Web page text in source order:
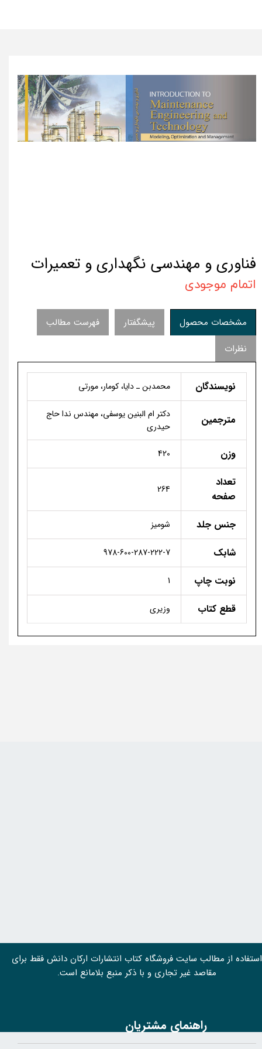
فناوری و مهندسی نگهداری و تعمیرات
اتمام موجودی
مشخصات محصول پیشگفتار
فهرست مطالب
نظرات
نویسندگان محمدبن ـ دایا، کومار، مورتی
مترجمین
دکتر ام البنین یوسفی، مهندس ندا حاج
حیدری
وزن 420
تعداد
صفحه
264
جنس جلد شومیز
شابک 978-600-287-222-7
نوبت چاپ 1
قطع کتاب وزیری
استفاده از مطالب سايت فروشگاه کتاب انتشارات ارکان دانش فقط برای
مقاصد غیر تجاری و با ذکر منبع بلامانع است.
راهنمای مشتریان